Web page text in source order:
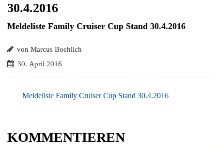
30.4.2016
Meldeliste Family Cruiser Cup Stand 30.4.2016
von Marcus Boehlich
30. April 2016
Meldeliste Family Cruiser Cup Stand 30.4.2016
KOMMENTIEREN